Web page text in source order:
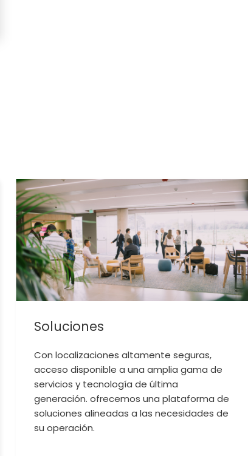
Soluciones
Con localizaciones altamente seguras,
acceso disponible a una amplia gama de
servicios y tecnología de última
generación. ofrecemos una plataforma de
soluciones alineadas a las necesidades de
su operación.